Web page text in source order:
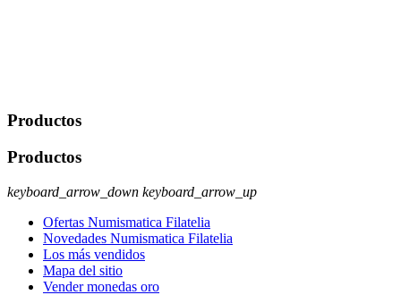
Productos
Productos
keyboard_arrow_down keyboard_arrow_up
Ofertas Numismatica Filatelia
Novedades Numismatica Filatelia
Los más vendidos
Mapa del sitio
Vender monedas oro